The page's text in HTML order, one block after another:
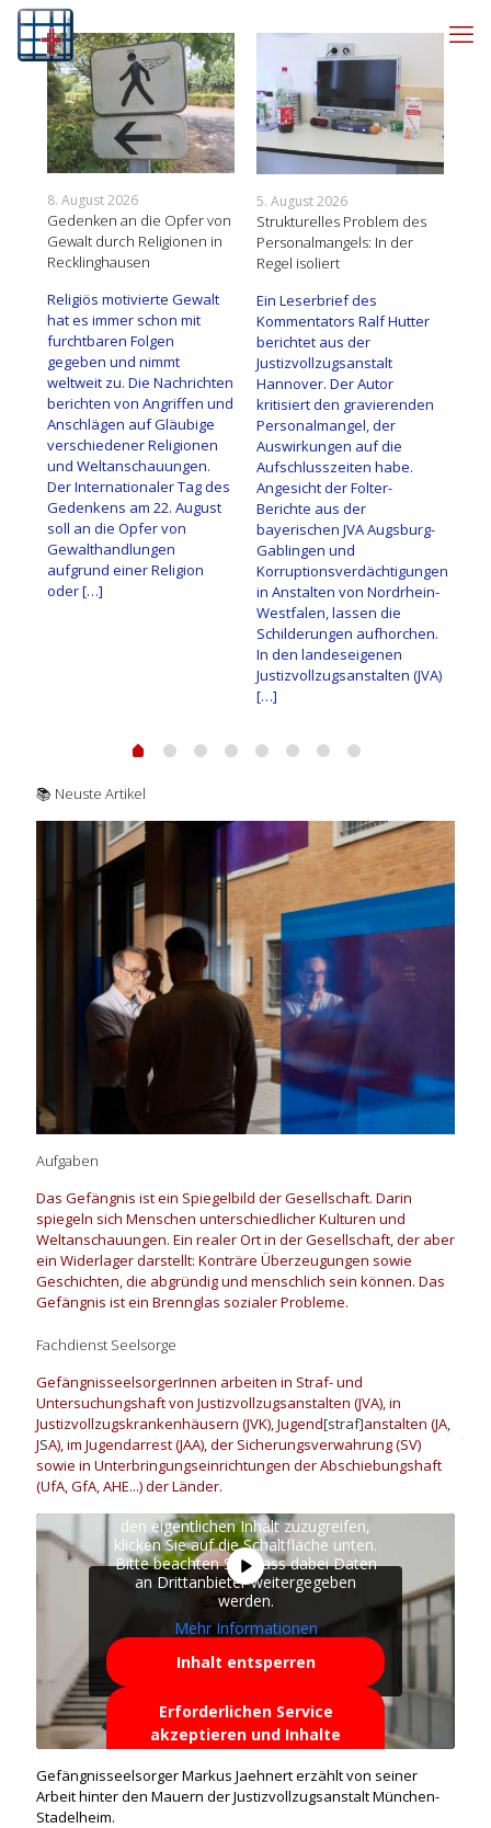
8. August 2026
Gedenken an die Opfer von
Gewalt durch Religionen in
Recklinghausen
Religiös motivierte Gewalt
hat es immer schon mit
furchtbaren Folgen
gegeben und nimmt
weltweit zu. Die Nachrichten
berichten von Angriffen und
Anschlägen auf Gläubige
verschiedener Religionen
und Weltanschauungen.
Der Internationaler Tag des
Gedenkens am 22. August
soll an die Opfer von
Gewalthandlungen
aufgrund einer Religion
oder[…]
5. August 2026
Strukturelles Problem des
Personalmangels: In der
Regel isoliert
Ein Leserbrief des
Kommentators Ralf Hutter
berichtet aus der
Justizvollzugsanstalt
Hannover. Der Autor
kritisiert den gravierenden
Personalmangel, der
Auswirkungen auf die
Aufschlusszeiten habe.
Angesicht der Folter-
Berichte aus der
bayerischen JVA Augsburg-
Gablingen und
Korruptionsverdächtigungen
in Anstalten von Nordrhein-
Westfalen, lassen die
Schilderungen aufhorchen.
In den landeseigenen
Justizvollzugsanstalten (JVA)
[…]
📚 Neuste Artikel
Aufgaben
Das Gefängnis ist ein Spiegelbild der Gesellschaft. Darin
spiegeln sich Menschen unterschiedlicher Kulturen und
Weltanschauungen. Ein realer Ort in der Gesellschaft, der aber
ein Widerlager darstellt: Konträre Überzeugungen sowie
Geschichten, die abgründig und menschlich sein können. Das
Gefängnis ist ein Brennglas sozialer Probleme.
Fachdienst Seelsorge
GefängnisseelsorgerInnen arbeiten in Straf- und
Untersuchungshaft von Justizvollzugsanstalten (JVA), in
Justizvollzugskrankenhäusern (JVK), Jugend[straf]anstalten (JA,
JSA), im Jugendarrest (JAA), der Sicherungsverwahrung (SV)
sowie in Unterbringungseinrichtungen der Abschiebungshaft
(UfA, GfA, AHE...) der Länder.Sie sehen gerade einen
den eigentlichen Inhalt zuzugreifen,
klicken Sie auf die Schaltfläche unten.
Bitte beachten Sie, dass dabei Daten
an Drittanbieter weitergegeben
werden.
Mehr Informationen
Inhalt entsperren
Erforderlichen Service
akzeptieren und Inhalte
Gefängnisseelsorger Markus Jaehnert erzählt von seiner
Arbeit hinter den Mauern der Justizvollzugsanstalt München-
Stadelheim.